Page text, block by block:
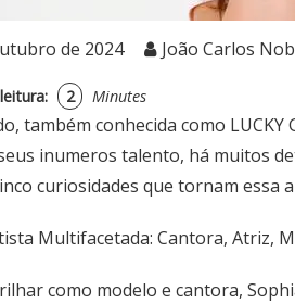
de 2024 João Carlos
2 Minutes
também conhecida como
inumeros talento, há muitos
curiosidades que tornam essa
Multifacetada: Cantora, Atriz,
como modelo e cantora,